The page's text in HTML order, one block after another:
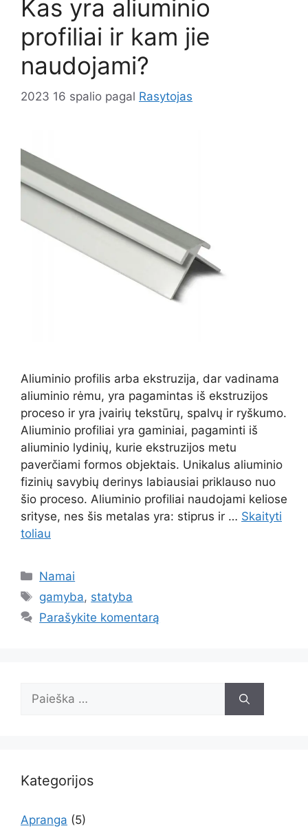
Kas yra aliuminio
profiliai ir kam jie
naudojami?
2023 16 spalio pagal Rasytojas
Aliuminio profilis arba ekstruzija, dar vadinama
aliuminio rėmu, yra pagamintas iš ekstruzijos
proceso ir yra įvairių tekstūrų, spalvų ir ryškumo.
Aliuminio profiliai yra gaminiai, pagaminti iš
aliuminio lydinių, kurie ekstruzijos metu
paverčiami formos objektais. Unikalus aliuminio
fizinių savybių derinys labiausiai priklauso nuo
šio proceso. Aliuminio profiliai naudojami keliose
srityse, nes šis metalas yra: stiprus ir … Skaityti
toliau
Kategorijos
Namai
Žymos
gamyba, statyba
Parašykite komentarą
Ieškoti:
Kategorijos
Apranga (5)